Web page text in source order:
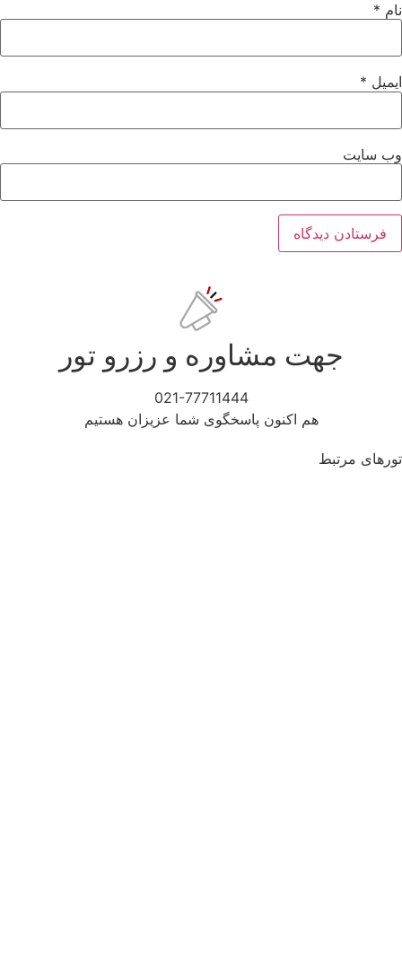
*
*
سایت
جهت مشاوره و رزرو تور
021-77711444
هم اکنون پاسخگوی شما عزیزان هستیم
مرتبط